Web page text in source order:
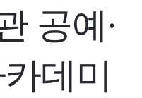
공예·
데미